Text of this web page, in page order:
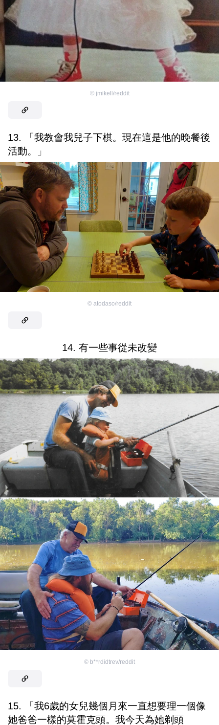
© jmikell/reddit
13. 「我教會我兒子下棋。現在這是他的晚餐後
活動。」
© atodaso/reddit
14. 有一些事從未改變
© b**rdidtrev/reddit
15. 「我6歲的女兒幾個月來一直想要理一個像
她爸爸一樣的莫霍克頭。我今天為她剃頭